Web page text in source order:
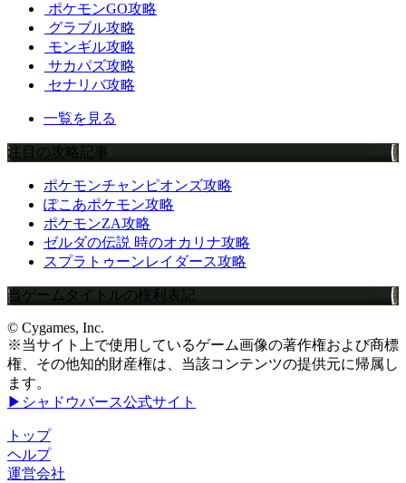
ポケモンGO攻略
グラブル攻略
モンギル攻略
サカパズ攻略
セナリバ攻略
一覧を見る
注目の攻略記事
ポケモンチャンピオンズ攻略
ぽこあポケモン攻略
ポケモンZA攻略
ゼルダの伝説 時のオカリナ攻略
スプラトゥーンレイダース攻略
当ゲームタイトルの権利表記
© Cygames, Inc.
※当サイト上で使用しているゲーム画像の著作権および商標
権、その他知的財産権は、当該コンテンツの提供元に帰属し
ます。
▶シャドウバース公式サイト
トップ
ヘルプ
運営会社